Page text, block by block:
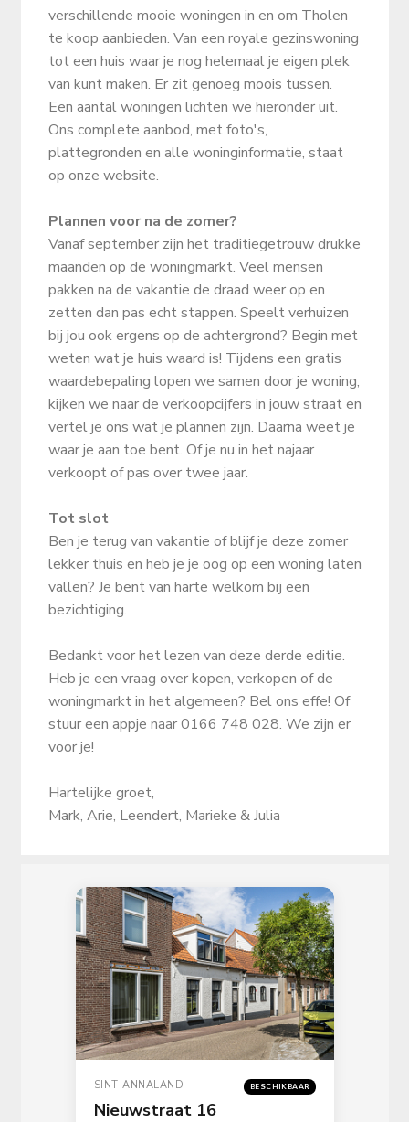
verschillende mooie woningen in en om Tholen
te koop aanbieden. Van een royale gezinswoning
tot een huis waar je nog helemaal je eigen plek
van kunt maken. Er zit genoeg moois tussen.
Een aantal woningen lichten we hieronder uit.
Ons complete aanbod, met foto's,
plattegronden en alle woninginformatie, staat
op onze website.
Plannen voor na de zomer?
Vanaf september zijn het traditiegetrouw drukke
maanden op de woningmarkt. Veel mensen
pakken na de vakantie de draad weer op en
zetten dan pas echt stappen. Speelt verhuizen
bij jou ook ergens op de achtergrond? Begin met
weten wat je huis waard is! Tijdens een gratis
waardebepaling lopen we samen door je woning,
kijken we naar de verkoopcijfers in jouw straat en
vertel je ons wat je plannen zijn. Daarna weet je
waar je aan toe bent. Of je nu in het najaar
verkoopt of pas over twee jaar.
Tot slot
Ben je terug van vakantie of blijf je deze zomer
lekker thuis en heb je je oog op een woning laten
vallen? Je bent van harte welkom bij een
bezichtiging.
Bedankt voor het lezen van deze derde editie.
Heb je een vraag over kopen, verkopen of de
woningmarkt in het algemeen? Bel ons effe! Of
stuur een appje naar 0166 748 028. We zijn er
voor je!
Hartelijke groet,
Mark, Arie, Leendert, Marieke & Julia
SINT-ANNALAND BESCHIKBAAR
Nieuwstraat 16